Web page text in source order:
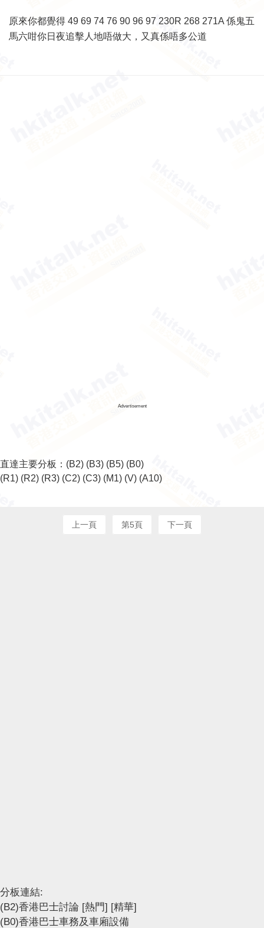
原來你都覺得 49 69 74 76 90 96 97 230R 268 271A 係鬼五
馬六咁你日夜追擊人地唔做大，又真係唔多公道
Advertisement
直達主要分板： (B2) (B3) (B5) (B0)
(R1) (R2) (R3) (C2) (C3) (M1) (V) (A10)
上一頁 第5頁 下一頁
分板連結:
(B2)香港巴士討論 [熱門] [精華]
(B0)香港巴士車務及車廂設備